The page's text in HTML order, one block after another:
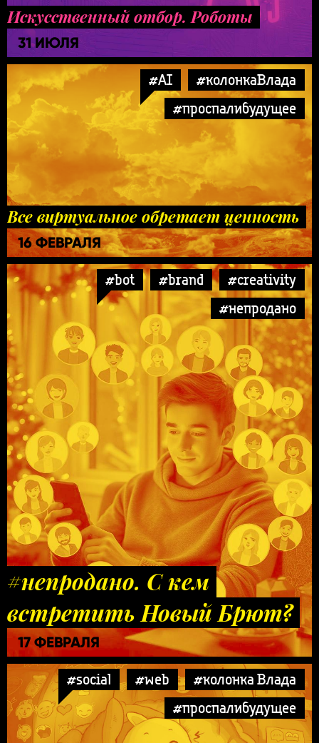
Искусственный отбор. Роботы
31 ИЮЛЯ
#AI
#колонкаВлада
#проспалибудущее
Все виртуальное обретает ценность
16 ФЕВРАЛЯ
#bot #brand
#creativity
#непродано
#непродано. С кем
встретить Новый Брют?
17 ФЕВРАЛЯ
#social #web
#колонка Влада
#проспалибудущее